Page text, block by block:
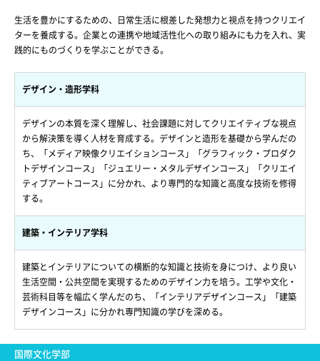
生活を豊かにするための、日常生活に根差した発想力と視点を持つクリエイ
ターを養成する。企業との連携や地域活性化への取り組みにも力を入れ、実
践的にものづくりを学ぶことができる。
デザイン・造形学科
デザインの本質を深く理解し、社会課題に対してクリエイティブな視点
から解決策を導く人材を育成する。デザインと造形を基礎から学んだの
ち、「メディア映像クリエイションコース」「グラフィック・プロダク
トデザインコース」「ジュエリー・メタルデザインコース」「クリエイ
ティブアートコース」に分かれ、より専門的な知識と高度な技術を修得
する。
建築・インテリア学科
建築とインテリアについての横断的な知識と技術を身につけ、より良い
生活空間・公共空間を実現するためのデザイン力を培う。工学や文化・
芸術科目等を幅広く学んだのち、「インテリアデザインコース」「建築
デザインコース」に分かれ専門知識の学びを深める。
国際文化学部